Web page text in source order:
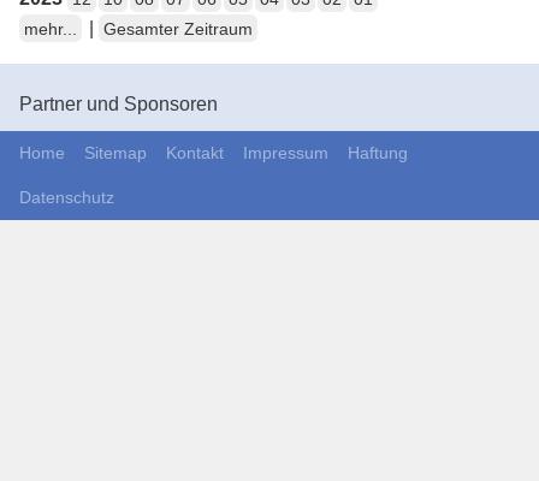
mehr...
Gesamter Zeitraum
Partner und Sponsoren
Home Sitemap Kontakt Impressum Haftung
Datenschutz